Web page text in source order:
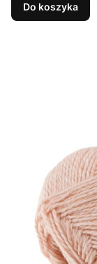
Do koszyka